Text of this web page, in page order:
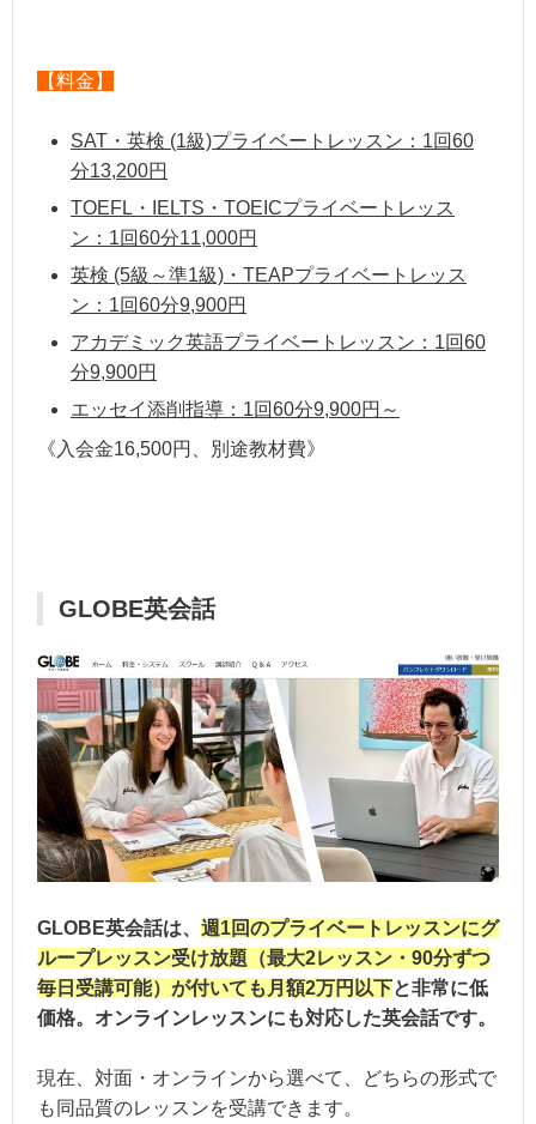
【料金】
SAT・英検 (1級)プライベートレッスン：1回60
分13,200円
TOEFL・IELTS・TOEICプライベートレッス
ン：1回60分11,000円
英検 (5級～準1級)・TEAPプライベートレッス
ン：1回60分9,900円
アカデミック英語プライベートレッスン：1回60
分9,900円
エッセイ添削指導：1回60分9,900円～
《入会金16,500円、別途教材費》
GLOBE英会話
GLOBE英会話は、 週1回のプライベートレッスンにグ
ループレッスン受け放題（最大2レッスン・90分ずつ
毎日受講可能）が付いても月額2万円以下と非常に低
価格。オンラインレッスンにも対応した英会話です。
現在、対面・オンラインから選べて、どちらの形式で
も同品質のレッスンを受講できます。